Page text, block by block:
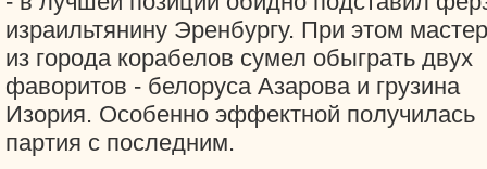
израильтянину Эренбургу. При этом мастер
из города корабелов сумел обыграть двух
фаворитов - белоруса Азарова и грузина
Изория. Особенно эффектной получилась
партия с последним.